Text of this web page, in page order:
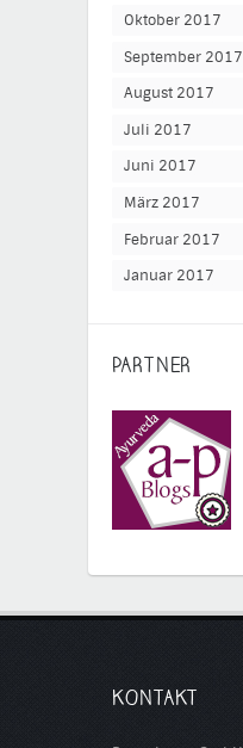
Oktober 2017
September 2017
August 2017
Juli 2017
Juni 2017
März 2017
Februar 2017
Januar 2017
PARTNER
KONTAKT